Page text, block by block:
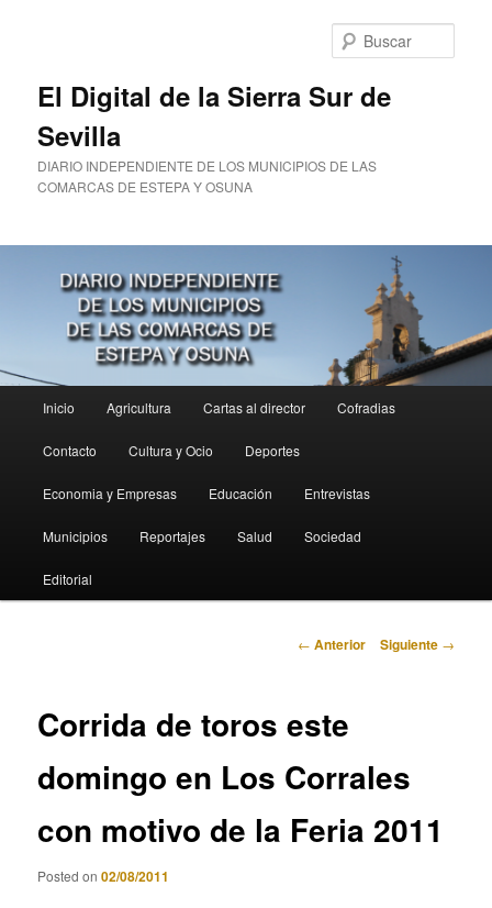
El Digital de la Sierra Sur de
Sevilla
DIARIO INDEPENDIENTE DE LOS MUNICIPIOS DE LAS
COMARCAS DE ESTEPA Y OSUNA
principal
Inicio Agricultura Cartas al director Cofradias
Contacto Cultura y Ocio Deportes
Economia y Empresas Educación Entrevistas
Municipios Reportajes Salud Sociedad
Editorial
Navegación
← Anterior Siguiente →
Corrida de toros este
domingo en Los Corrales
con motivo de la Feria 2011
Posted on02/08/2011